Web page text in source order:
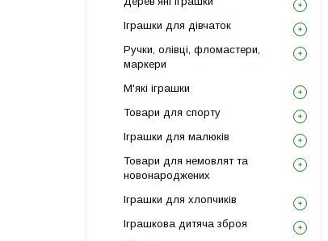
Іграшки для дівчаток
Ручки, олівці, фломастери,
маркери
М'які іграшки
Товари для спорту
Іграшки для малюків
Товари для немовлят та
новонароджених
Іграшки для хлопчиків
Іграшкова дитяча зброя